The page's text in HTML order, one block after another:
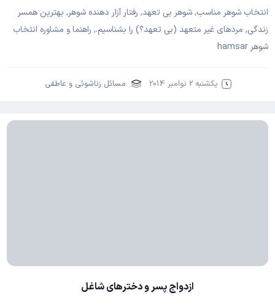
انتخاب شوهر مناسب, شوهر بی تعهد, رفتار آزار دهنده شوهر, بهترین همسر
زندگی, مردهای غیر متعهد (بی تعهد؟) را بشناسیم., راهنما و مشاوره انتخاب
شوهر hamsar
یکشنبه 2 نوامبر 2014 مسائل زناشوئی و عاطفی
ازدواج پسر و دخترهای شاغل